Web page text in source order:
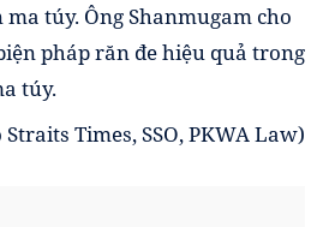
túy. Ông Shanmugam cho
pháp răn đe hiệu quả trong
túy.
Straits Times, SSO, PKWA Law)